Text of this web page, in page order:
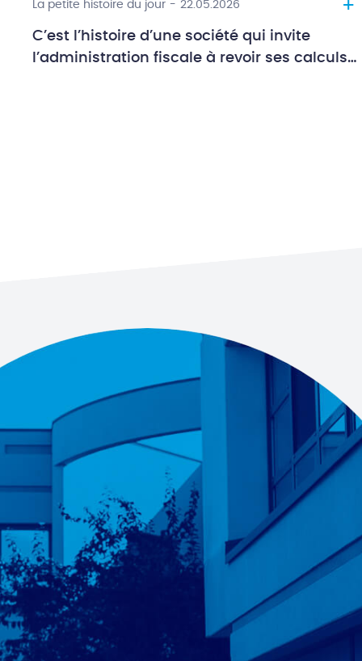
La petite histoire du jour - 22.05.2026
C’est l’histoire d’une société qui invite
l’administration fiscale à revoir ses calculs…
+